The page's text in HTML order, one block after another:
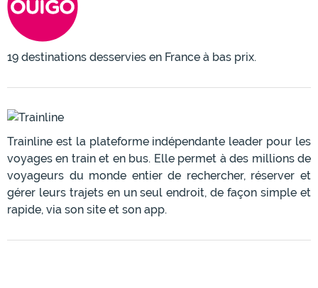
19 destinations desservies en France à bas prix.
Trainline est la plateforme indépendante leader pour les
voyages en train et en bus. Elle permet à des millions de
voyageurs du monde entier de rechercher, réserver et
gérer leurs trajets en un seul endroit, de façon simple et
rapide, via son site et son app.